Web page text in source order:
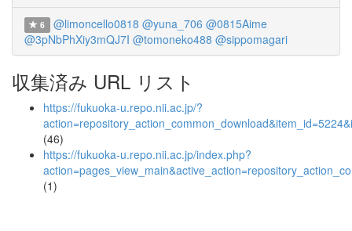
6 @limoncello0818 @yuna_706 @0815Aime
@3pNbPhXiy3mQJ7I @tomoneko488 @sippomagari
収集済み URL リスト
https://fukuoka-u.repo.nii.ac.jp/?
(46)
https://fukuoka-u.repo.nii.ac.jp/index.php?
(1)